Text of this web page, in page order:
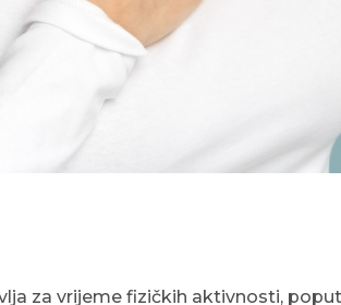
za vrijeme fizičkih aktivnosti,